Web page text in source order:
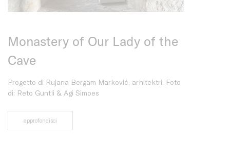
Monastery of Our Lady of the
Cave
Progetto di Rujana Bergam Marković, arhitektri. Foto
di: Reto Guntli & Agi Simoes
approfondisci